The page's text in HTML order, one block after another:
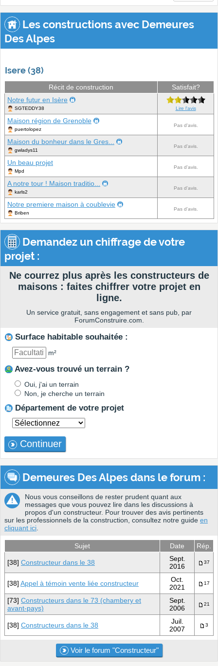
Les constructions avec Demeures
Des Alpes
Isere (38)
Récit de construction
Satisfait?
Notre futur en Isère
SGTEDDY38 Lire l'avis
Maison région de Grenoble
puertolopez
Pas d'avis.
Maison du bonheur dans le Gres...
gwladys11
Pas d'avis.
Un beau projet
Mpd
Pas d'avis.
A notre tour ! Maison traditio...
karls2
Pas d'avis.
Notre premiere maison à coublevie
Briben
Pas d'avis.
Demandez un chiffrage de votre
projet :
Ne courrez plus après les constructeurs de
maisons : faites chiffrer votre projet en
ligne.
Un service gratuit, sans engagement et sans pub, par
ForumConstruire.com.
Surface habitable souhaitée :
m²
Avez-vous trouvé un terrain ?
Oui, j'ai un terrain
Non, je cherche un terrain
Département de votre projet
Continuer
Demeures Des Alpes dans le forum :
Nous vous conseillons de rester prudent quant aux
messages que vous pouvez lire dans les discussions à
propos d'un constructeur. Pour trouver des avis pertinents
sur les professionnels de la construction, consultez notre guide en
cliquant ici
Sujet Date Rép.
[38] Constructeur dans le 38
Sept.
2016
37
[38] Appel à témoin vente liée constructeur
Oct.
2021
17
[73] Constructeurs dans le 73 (chambery et
avant-pays)
Sept.
2006
21
[38] Constructeurs dans le 38
Juil.
2007
3
Voir le forum "Constructeur"